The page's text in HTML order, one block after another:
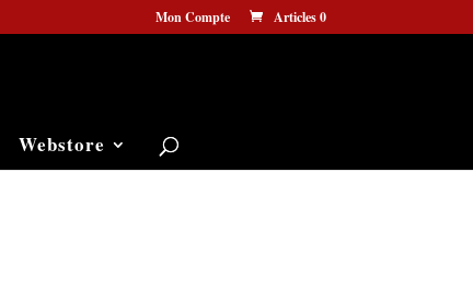
Mon Compte Articles 0
Webstore